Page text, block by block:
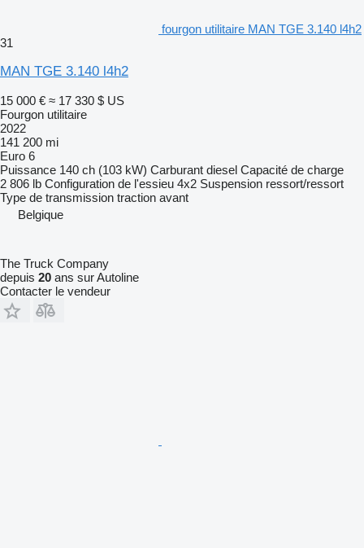
fourgon utilitaire MAN TGE 3.140 l4h2
31
MAN TGE 3.140 l4h2
15 000 € ≈ 17 330 $ US
Fourgon utilitaire
2022
141 200 mi
Euro 6
Puissance 140 ch (103 kW) Carburant diesel Capacité de charge
2 806 lb Configuration de l'essieu 4x2 Suspension ressort/ressort
Type de transmission traction avant
Belgique
The Truck Company
depuis 20 ans sur Autoline
Contacter le vendeur